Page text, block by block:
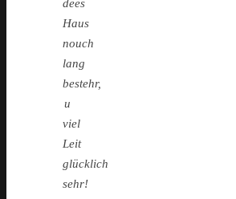
dees
Haus
nouch
lang
bestehr,
u
viel
Leit
glücklich
sehr!